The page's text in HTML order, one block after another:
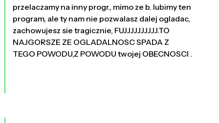
przelaczamy na inny progr., mimo ze b. lubimy ten
program, ale ty nam nie pozwalasz dalej ogladac,
zachowujesz sie tragicznie, FUJJJJJJJJJJ.TO
NAJGORSZE ZE OGLADALNOSC SPADA Z
TEGO POWODU,Z POWODU twojej OBECNOSCI .